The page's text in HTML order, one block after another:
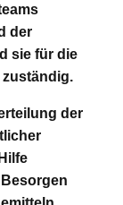
der
sie für die
der